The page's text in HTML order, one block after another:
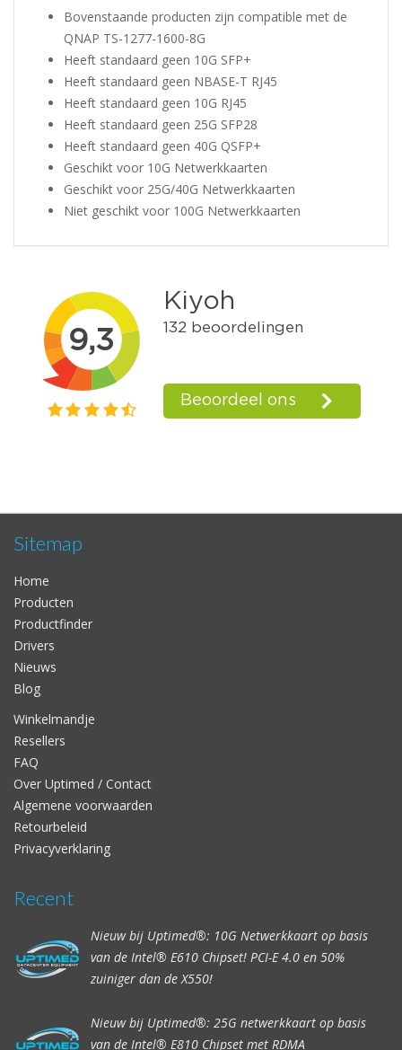
Bovenstaande producten zijn compatible met de
QNAP TS-1277-1600-8G
Heeft standaard geen 10G SFP+
Heeft standaard geen NBASE-T RJ45
Heeft standaard geen 10G RJ45
Heeft standaard geen 25G SFP28
Heeft standaard geen 40G QSFP+
Geschikt voor 10G Netwerkkaarten
Geschikt voor 25G/40G Netwerkkaarten
Niet geschikt voor 100G Netwerkkaarten
Sitemap
Home
Producten
Productfinder
Drivers
Nieuws
Blog
Winkelmandje
Resellers
FAQ
Over Uptimed / Contact
Algemene voorwaarden
Retourbeleid
Privacyverklaring
Recent
Nieuw bij Uptimed®: 10G Netwerkkaart op basis
van de Intel® E610 Chipset! PCI-E 4.0 en 50%
zuiniger dan de X550!
Nieuw bij Uptimed®: 25G netwerkkaart op basis
van de Intel® E810 Chipset met RDMA